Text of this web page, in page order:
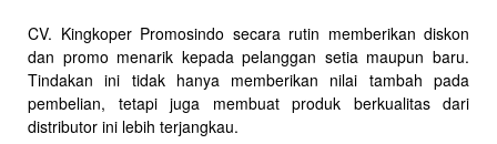
CV. Kingkoper Promosindo secara rutin memberikan diskon
dan promo menarik kepada pelanggan setia maupun baru.
Tindakan ini tidak hanya memberikan nilai tambah pada
pembelian, tetapi juga membuat produk berkualitas dari
distributor ini lebih terjangkau.